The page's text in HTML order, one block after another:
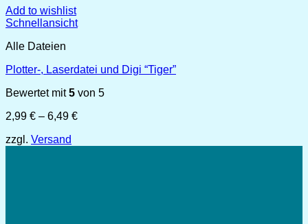
Add to wishlist
Schnellansicht
Alle Dateien
Plotter-, Laserdatei und Digi “Tiger”
Bewertet mit5 von 5
2,99 € – 6,49 €Preisspanne:
zzgl. Versand